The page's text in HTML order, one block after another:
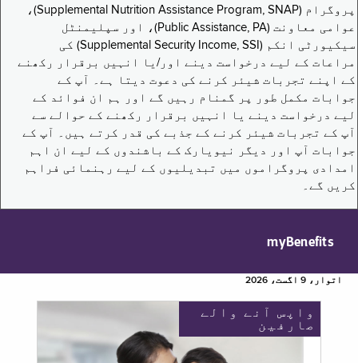
پروگرام (Supplemental Nutrition Assistance Program, SNAP)،
عوامی معاونت (Public Assistance, PA)، اور سپلیمنٹل
سیکیورٹی انکم (Supplemental Security Income, SSI) کی
مراعات کے لیے درخواست دینے اور/یا انہیں برقرار رکھنے
کے اپنے تجربات شیئر کرنے کی دعوت دیتا ہے۔ آپ کے
جوابات مکمل طور پر گمنام رہیں گے اور ہم ان فوائد کے
لیے درخواست دینے یا انہیں برقرار رکھنے کے حوالے سے
آپ کے تجربات شیئر کرنے کے جذبے کی قدر کرتے ہیں۔ آپ کے
جوابات آپ اور دیگر نیویارک کے باشندوں کے لیے ان اہم
امدادی پروگراموں میں تبدیلیوں کے لیے رہنمائی فراہم
کریں گے۔
myBenefits
اتوار، 9 اگست، 2026
واپس آنے والے
صارفین